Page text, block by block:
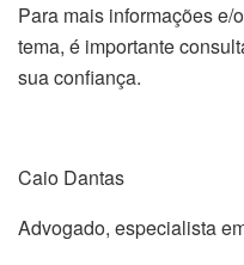
Para mais informações
tema, é importante
sua confiança.
Caio Dantas
Advogado, especialista